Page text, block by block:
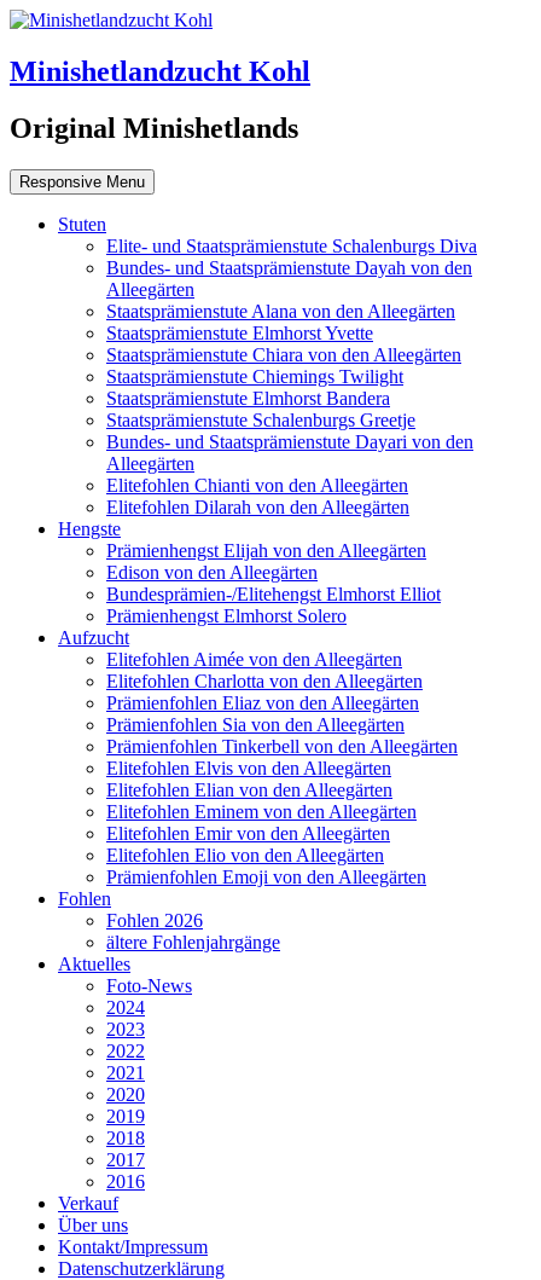
Minishetlandzucht Kohl
Original Minishetlands
Responsive Menu
Stuten
Elite- und Staatsprämienstute Schalenburgs Diva
Bundes- und Staatsprämienstute Dayah von den
Alleegärten
Staatsprämienstute Alana von den Alleegärten
Staatsprämienstute Elmhorst Yvette
Staatsprämienstute Chiara von den Alleegärten
Staatsprämienstute Chiemings Twilight
Staatsprämienstute Elmhorst Bandera
Staatsprämienstute Schalenburgs Greetje
Bundes- und Staatsprämienstute Dayari von den
Alleegärten
Elitefohlen Chianti von den Alleegärten
Elitefohlen Dilarah von den Alleegärten
Hengste
Prämienhengst Elijah von den Alleegärten
Edison von den Alleegärten
Bundesprämien-/Elitehengst Elmhorst Elliot
Prämienhengst Elmhorst Solero
Aufzucht
Elitefohlen Aimée von den Alleegärten
Elitefohlen Charlotta von den Alleegärten
Prämienfohlen Eliaz von den Alleegärten
Prämienfohlen Sia von den Alleegärten
Prämienfohlen Tinkerbell von den Alleegärten
Elitefohlen Elvis von den Alleegärten
Elitefohlen Elian von den Alleegärten
Elitefohlen Eminem von den Alleegärten
Elitefohlen Emir von den Alleegärten
Elitefohlen Elio von den Alleegärten
Prämienfohlen Emoji von den Alleegärten
Fohlen
Fohlen 2026
ältere Fohlenjahrgänge
Aktuelles
Foto-News
2024
2023
2022
2021
2020
2019
2018
2017
2016
Verkauf
Über uns
Kontakt/Impressum
Datenschutzerklärung